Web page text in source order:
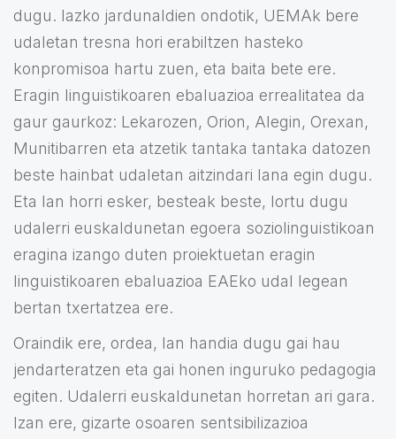
dugu. Iazko jardunaldien ondotik, UEMAk bere
udaletan tresna hori erabiltzen hasteko
konpromisoa hartu zuen, eta baita bete ere.
Eragin linguistikoaren ebaluazioa errealitatea da
gaur gaurkoz: Lekarozen, Orion, Alegin, Orexan,
Munitibarren eta atzetik tantaka tantaka datozen
beste hainbat udaletan aitzindari lana egin dugu.
Eta lan horri esker, besteak beste, lortu dugu
udalerri euskaldunetan egoera soziolinguistikoan
eragina izango duten proiektuetan eragin
linguistikoaren ebaluazioa EAEko udal legean
bertan txertatzea ere.
Oraindik ere, ordea, lan handia dugu gai hau
jendarteratzen eta gai honen inguruko pedagogia
egiten. Udalerri euskaldunetan horretan ari gara.
Izan ere, gizarte osoaren sentsibilizazioa